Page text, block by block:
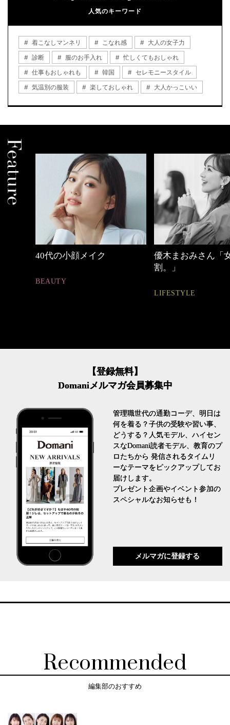
人気のキーワード
着こなしマンネリ こなれ感
大人の女子力
診断
服のお手入れ
忙しくてもおしゃれ
仕事もおしゃれも
韓国
セレモニースタイル
気温別の服装
楽しておしゃれ 大人かっこいい
優木まおみさん「女の時間
働く女性のバッグ
【登録無料】
Domaniメルマガ会員募集中
管理職世代の通勤コーデ、明日は
何を着る？子供の受験や習い事、
どうする？人気モデル、ハイセン
スなDomani読者モデル、教育のプ
ロたちから 発信されるタイムリ
ーなテーマをピックアップしてお
届けします。
プレゼント企画やイベント参加の
スペシャルなお知らせも！
メルマガに登録する
Recommended
編集部のおすすめ